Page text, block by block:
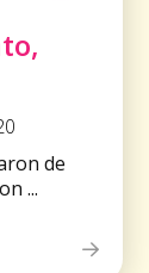
de
...